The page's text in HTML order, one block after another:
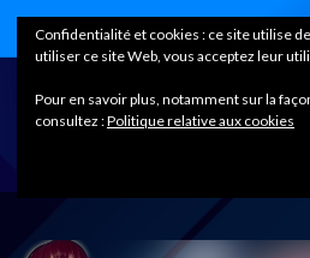
Home
Confidentialité et cookies : ce site utilise
utiliser ce site Web, vous acceptez leur
Pour en savoir plus, notamment sur la
consultez :Politique relative aux cookies